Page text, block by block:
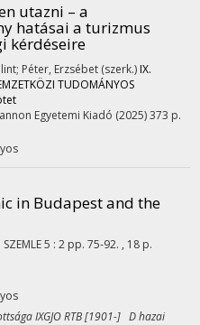
utazni – a
hatásai a turizmus
kérdéseire
Péter, Erzsébet (szerk.) IX.
TUDOMÁNYOS
Egyetemi Kiadó (2025)373 p.
in Budapest and the
5 : 2 pp. 75-92. , 18 p.
IXGJO RTB [1901-] D hazai